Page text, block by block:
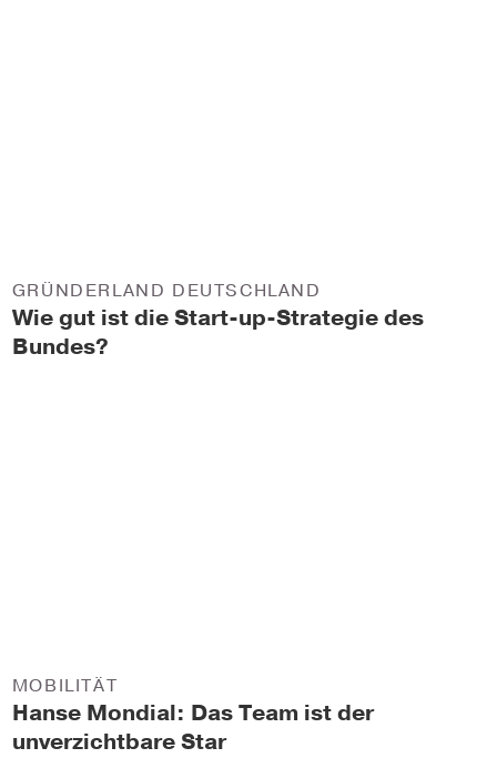
Wie gut ist die Start-up-Strategie des
Bundes?
GRÜNDERLAND DEUTSCHLAND
Hanse Mondial: Das Team ist der
unverzichtbare Star
MOBILITÄT